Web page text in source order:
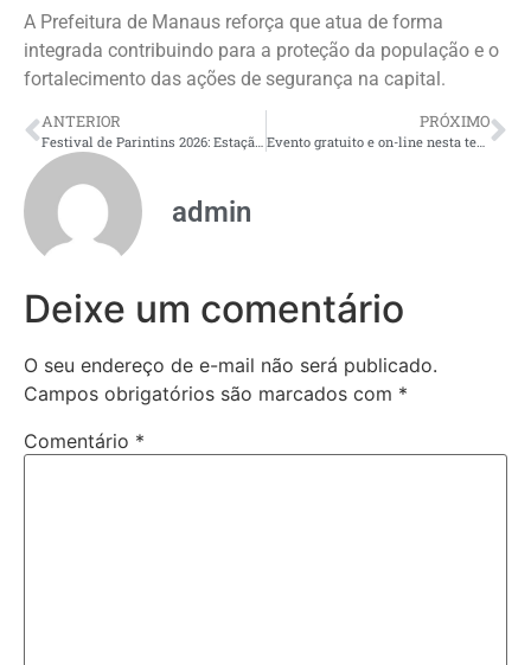
A Prefeitura de Manaus reforça que atua de forma
integrada contribuindo para a proteção da população e o
fortalecimento das ações de segurança na capital.
ANTERIOR
Festival de Parintins 2026: Estação da Cultura impulsiona economia criativa e valoriza talentos amazonenses
PRÓXIMO
Evento gratuito e on-line nesta terça apresenta programa internacional que premiará três projetos com US$ 30 mil cada
admin
Deixe um comentário
O seu endereço de e-mail não será publicado.
Campos obrigatórios são marcados com *
Comentário *